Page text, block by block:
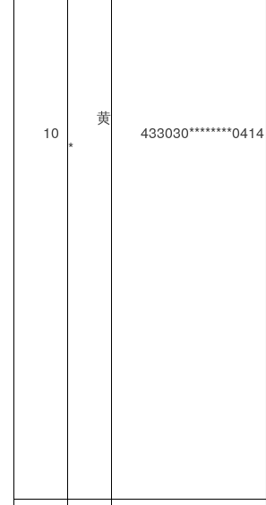
10
黄
*
433030********0414